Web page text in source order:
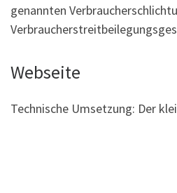
genannten
Webseite
Technische Umsetzung: Der